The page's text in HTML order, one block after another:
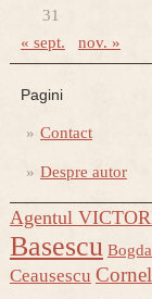
31
« sept. nov. »
Pagini
Contact
Despre autor
Agentul
Basescu
Ceausescu